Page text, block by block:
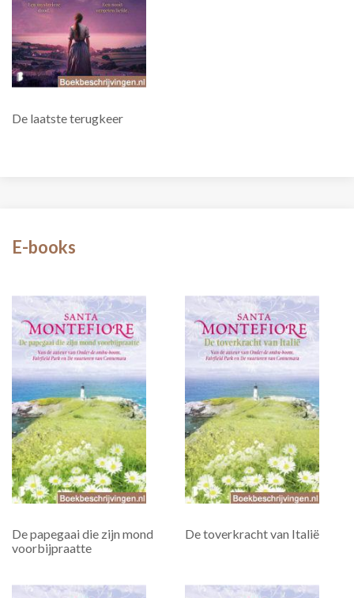
De laatste terugkeer
E-books
De papegaai die zijn mond
voorbijpraatte
De toverkracht van Italië